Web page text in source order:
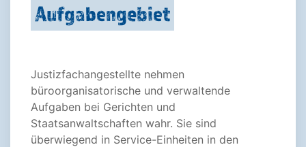
Aufgabengebiet
Justizfachangestellte nehmen
büroorganisatorische und verwaltende
Aufgaben bei Gerichten und
Staatsanwaltschaften wahr. Sie sind
überwiegend in Service-Einheiten in den